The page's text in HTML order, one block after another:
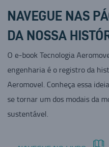
NAVEGUE NAS
DA NOSSA
O e-book Tecnologia
engenharia é o registro da
Aeromovel. Conheça essa
se tornar um dos modais da
sustentável.